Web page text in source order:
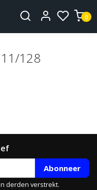
0
128
Abonneer
derden verstrekt.